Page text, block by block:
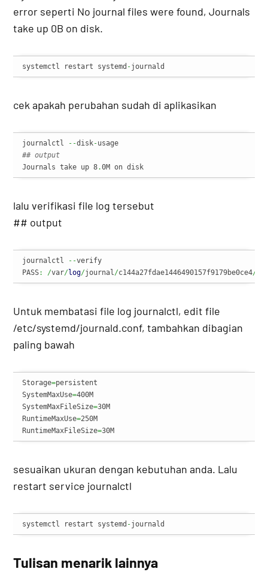
error seperti No journal files were found, Journals
take up 0B on disk.
systemctl restart systemd -journald
cek apakah perubahan sudah di aplikasikan
journalctl --disk-
## output
Journals take up 8.0M on disk
lalu verifikasi file log tersebut
## output
journalctl --verify
PASS: /var/log/journal/c144a27fdae1446490157f9179be0ce4/
Untuk membatasi file log journalctl, edit file
/etc/systemd/journald.conf, tambahkan dibagian
paling bawah
Storage=persistent
SystemMaxUse=400M
SystemMaxFileSize=30M
RuntimeMaxUse=250M
RuntimeMaxFileSize=30M
sesuaikan ukuran dengan kebutuhan anda. Lalu
restart service journalctl
systemctl restart systemd -journald
Tulisan menarik lainnya